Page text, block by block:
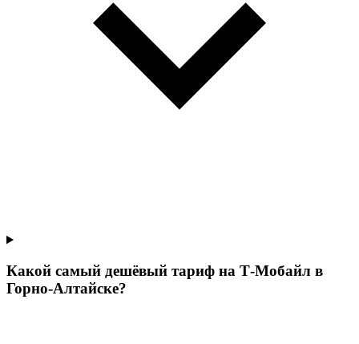
Какой самый дешёвый тариф на Т‑Мобайл в
Горно-Алтайске?